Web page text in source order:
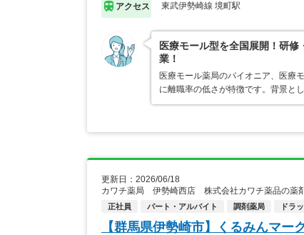
アクセス 東武伊勢崎線 境町駅
医療モール型を全国展開！研
業！
医療モール薬局のパイオニア、医療
に離職率の低さが特徴です。背景と
更新日：2026/06/18
カワチ薬局 伊勢崎西店 株式会社カワチ薬品の薬
正社員 パート・アルバイト 調剤薬局 ドラ
【群馬県伊勢崎市】くるみんマ